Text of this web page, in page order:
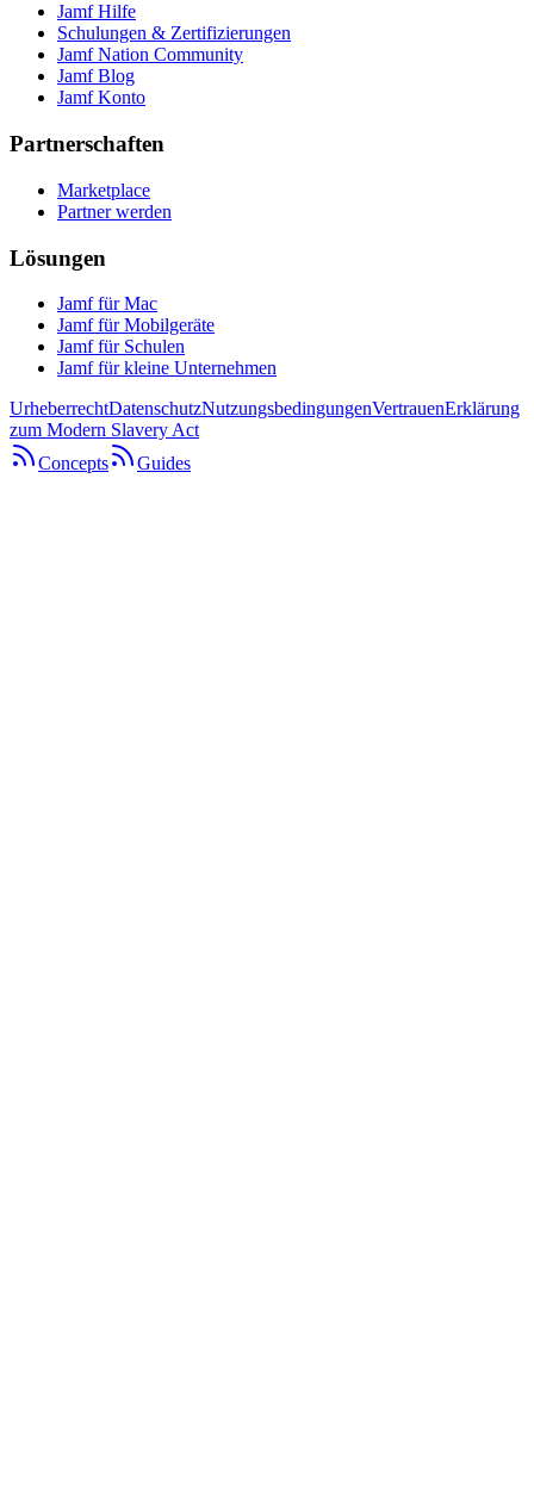
Jamf Hilfe
Schulungen & Zertifizierungen
Jamf Nation Community
Jamf Blog
Jamf Konto
Partnerschaften
Marketplace
Partner werden
Lösungen
Jamf für Mac
Jamf für Mobilgeräte
Jamf für Schulen
Jamf für kleine Unternehmen
UrheberrechtDatenschutzNutzungsbedingungenVertrauenErklärung
zum Modern Slavery Act
Concepts
Guides